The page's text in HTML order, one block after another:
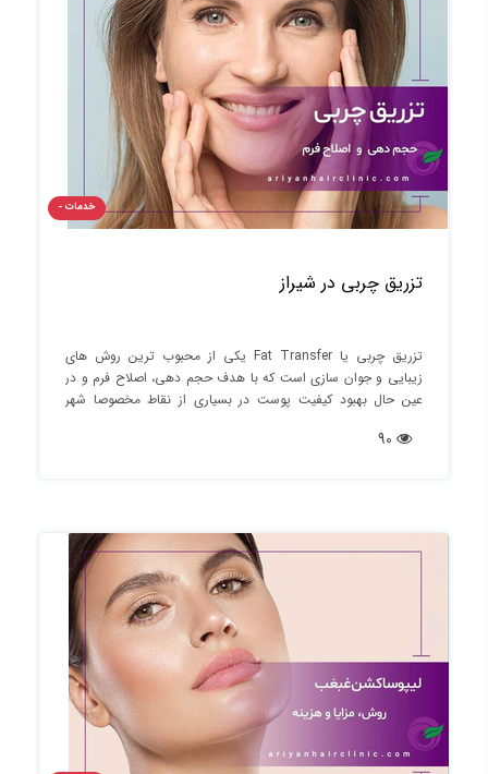
خدمات -
تزریق چربی در شیراز
تزریق چربی یا Fat Transfer یکی از محبوب ترین روش های
زیبایی و جوان سازی است که با هدف حجم دهی، اصلاح فرم و در
عین حال بهبود کیفیت پوست در بسیاری از نقاط مخصوصا شهر